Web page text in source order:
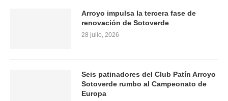
Arroyo impulsa la tercera fase de
renovación de Sotoverde
28 julio, 2026
Seis patinadores del Club Patín Arroyo
Sotoverde rumbo al Campeonato de
Europa